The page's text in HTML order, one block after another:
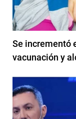
Se incrementó
vacunación y